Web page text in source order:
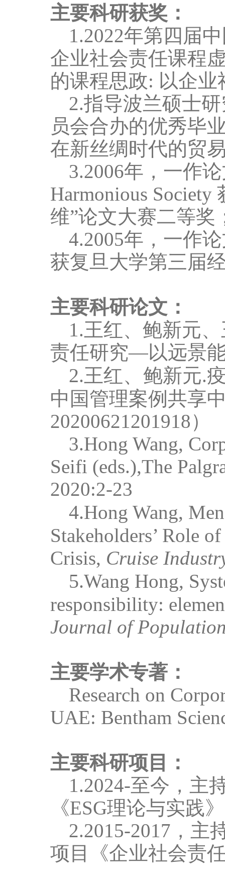
主要科研获奖：
1.2022年第四届
企业社会责任课程
的课程思政: 以企
2.指导波兰硕士
员会合办的优秀毕
在新丝绸时代的贸
3.2006年， 一作
Harmonious Society
维”论文大赛二等奖
4.2005年， 一作
获复旦大学第三届
主要科研论文：
1.王红、鲍新元、
责任研究—以远景
2.王红、鲍新元.
中国管理案例共享
20200621201918）
3.Hong Wang,
Seifi (eds.),The
2020:2-23
4.Hong Wang,
Stakeholders’ Role
Crisis, Cruise
5.Wang Hong,
responsibility:
Journal of
主要学术专著：
Research on
UAE: Bentham
主要科研项目：
1.2024-至今，主
《ESG理论与实践》
2.2015-2017 ，主
项目《企业社会责